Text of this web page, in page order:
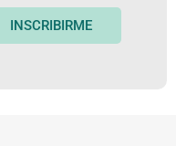
INSCRIBIRME